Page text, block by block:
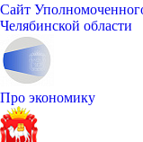
Сайт
Челябинской области
Про экономику